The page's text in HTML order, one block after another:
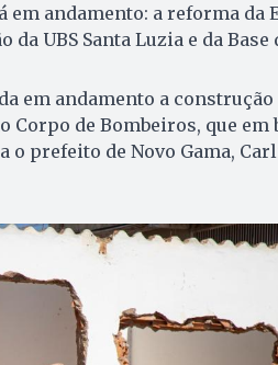
em andamento: a reforma da
da UBS Santa Luzia e da Base
em andamento a construção
Corpo de Bombeiros, que em
o prefeito de Novo Gama,